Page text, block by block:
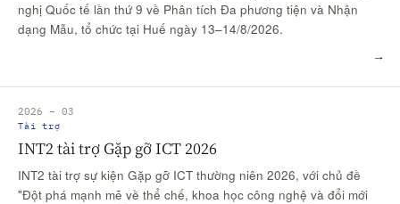
nghị Quốc tế lần thứ 9 về Phân tích Đa phương tiện và Nhận
dạng Mẫu, tổ chức tại Huế ngày 13–14/8/2026.
→
2026 – 03
Tài trợ
INT2 tài trợ Gặp gỡ ICT 2026
INT2 tài trợ sự kiện Gặp gỡ ICT thường niên 2026, với chủ đề
"Đột phá mạnh mẽ về thể chế, khoa học công nghệ và đổi mới